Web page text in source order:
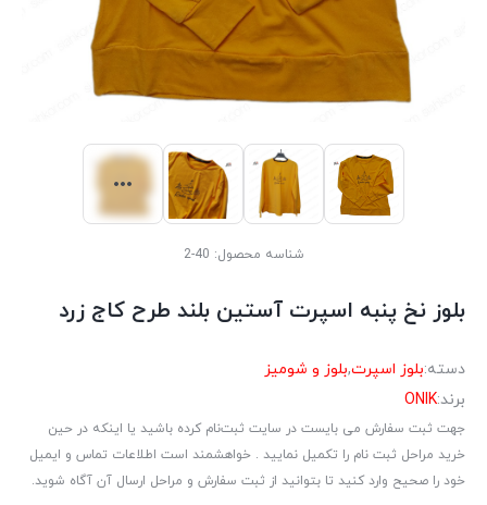
شناسه محصول: 40-2
بلوز نخ پنبه اسپرت آستین بلند طرح کاج زرد
دسته:بلوز اسپرت,بلوز و شومیز
برند:ONIK
جهت ثبت سفارش می بایست در سایت ثبت‌نام کرده باشید یا اینکه در حین
خرید مراحل ثبت نام را تکمیل نمایید . خواهشمند است اطلاعات تماس و ایمیل
خود را صحیح وارد کنید تا بتوانید از ثبت سفارش و مراحل ارسال آن آگاه شوید.